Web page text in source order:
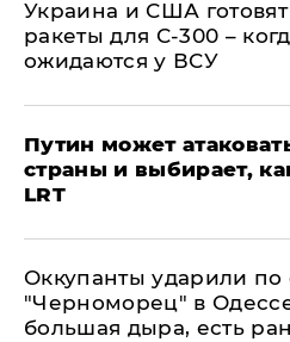
Украина и США
ракеты для С-300 –
ожидаются у ВСУ
Путин может
страны и выбирает,
LRT
Оккупанты ударили по
"Черноморец" в
большая дыра, есть